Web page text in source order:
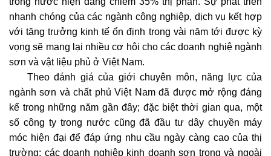
nhanh chóng của các ngành công nghiệp, dịch vụ kết hợp
với tăng trưởng kinh tế ổn định trong vài năm tới được kỳ
vọng sẽ mang lại nhiều cơ hôi cho các doanh nghiệ ngành
sơn và vật liệu phủ ở Việt Nam.
Theo đánh giá của giới chuyên môn, năng lực của
ngành sơn và chất phủ Việt Nam đã được mở rộng đáng
kể trong những năm gần đây; đặc biệt thời gian qua, một
số công ty trong nước cũng đã đầu tư dây chuyền máy
móc hiện đại để đáp ứng nhu cầu ngày càng cao của thị
trường; các doanh nghiệp kinh doanh sơn trong và ngoài